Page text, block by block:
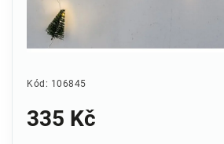
Kód: 106845
335 Kč